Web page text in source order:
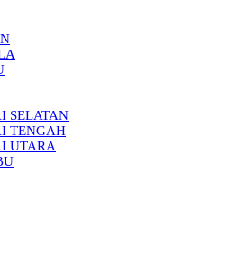
SELATAN
TENGAH
UTARA